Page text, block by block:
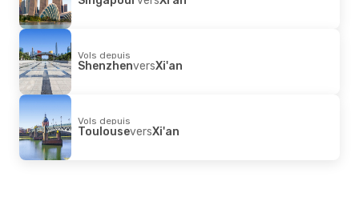
Vols depuis
ShenzhenversXi'an
Vols depuis
ToulouseversXi'an